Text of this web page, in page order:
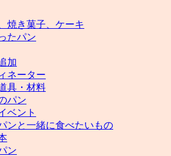
焼き菓子、ケーキ
たパン
加
ネーター
具・材料
パン
ベント
ンと一緒に食べたいもの
ン